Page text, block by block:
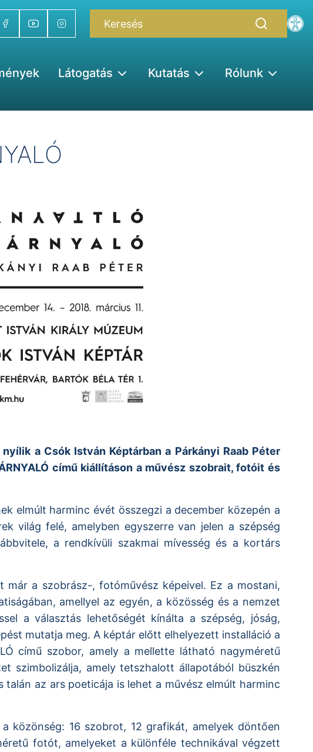
Látogatás Kutatás
Rólunk
nyílik a Csók István Képtárban a Párkányi Raab Péter
című kiállításon a művész szobrait, fotóit és
elmúlt harminc évét összegzi a december közepén a
világ felé, amelyben egyszerre van jelen a szépség
a rendkívüli szakmai mívesség és a kortárs
a szobrász-, fotóművész képeivel. Ez a mostani,
amellyel az egyén, a közösség és a nemzet
a választás lehetőségét kínálta a szépség, jóság,
mutatja meg. A képtár előtt elhelyezett installáció a
című szobor, amely a mellette látható nagyméretű
szimbolizálja, amely tetszhalott állapotából büszkén
az ars poeticája is lehet a művész elmúlt harminc
közönség: 16 szobrot, 12 grafikát, amelyek döntően
fotót, amelyeket a különféle technikával végzett